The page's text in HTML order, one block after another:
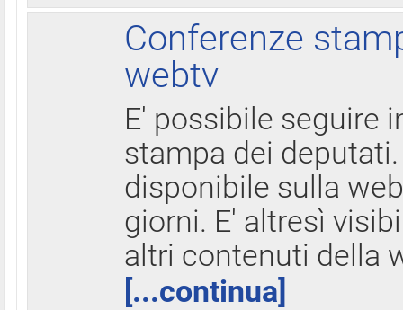
Conferenze
webtv
E' possibile seguire
stampa dei
disponibile sulla
giorni. E' altresì
altri contenuti della
[...continua]